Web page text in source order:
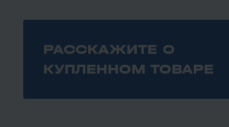
РАССКАЖИТЕ О
КУПЛЕННОМ ТОВАРЕ